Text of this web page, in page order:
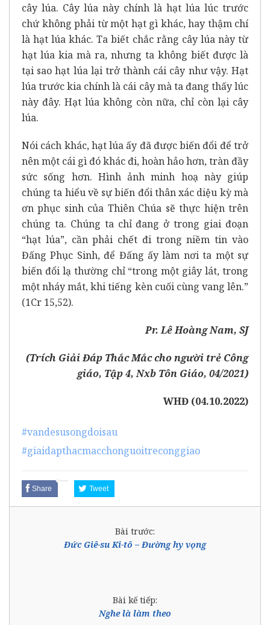
cây lúa. Cây lúa này chính là hạt lúa lúc trước
chứ không phải từ một hạt gì khác, hay thậm chí
là hạt lúa khác. Ta biết chắc rằng cây lúa này từ
hạt lúa kia mà ra, nhưng ta không biết được là
tại sao hạt lúa lại trở thành cái cây như vậy. Hạt
lúa trước kia chính là cái cây mà ta đang thấy lúc
này đây. Hạt lúa không còn nữa, chỉ còn lại cây
lúa.
Nói cách khác, hạt lúa ấy đã được biến đổi để trở
nên một cái gì đó khác đi, hoàn hảo hơn, tràn đầy
sức sống hơn. Hình ảnh minh hoạ này giúp
chúng ta hiểu về sự biến đổi thân xác diệu kỳ mà
ơn phục sinh của Thiên Chúa sẽ thực hiện trên
chúng ta. Chúng ta chỉ đang ở trong giai đoạn
“hạt lúa”, cần phải chết đi trong niềm tin vào
Đấng Phục Sinh, để Đấng ấy làm nơi ta một sự
biến đổi lạ thường chỉ “trong một giây lát, trong
một nháy mắt, khi tiếng kèn cuối cùng vang lên.”
(1Cr 15,52).
Pr. Lê Hoàng Nam, SJ
(Trích Giải Đáp Thắc Mắc cho người trẻ Công
giáo, Tập 4, Nxb Tôn Giáo, 04/2021)
WHĐ (04.10.2022)
#vandesusongdoisau
#giaidapthacmacchonguoitreconggiao
Share Tweet
Bài trước:
Đức Giê-su Ki-tô – Đường hy vọng
Bài kế tiếp:
Nghe là làm theo